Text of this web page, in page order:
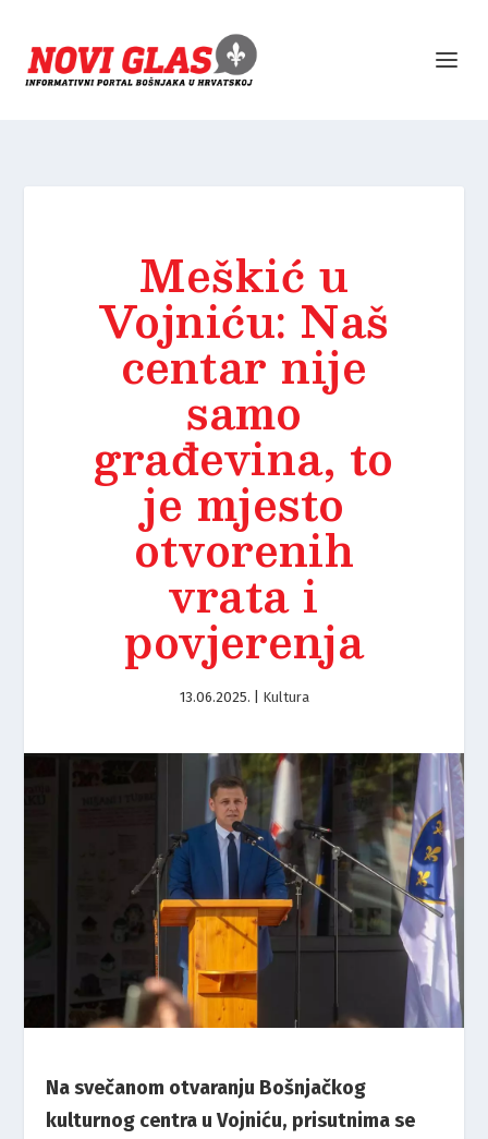
Meškić u
Vojniću: Naš
centar nije
samo
građevina, to
je mjesto
otvorenih
vrata i
povjerenja
13.06.2025. Kultura
Na svečanom otvaranju Bošnjačkog
kulturnog centra u Vojniću, prisutnima se